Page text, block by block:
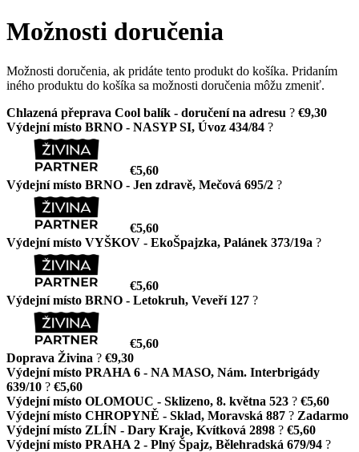
Možnosti doručenia
Možnosti doručenia, ak pridáte tento produkt do košíka. Pridaním
iného produktu do košíka sa možnosti doručenia môžu zmeniť.
Chlazená přeprava Cool balík - doručení na adresu ? €9,30
Výdejní místo BRNO - NASYP SI, Úvoz 434/84 ?
€5,60
Výdejní místo BRNO - Jen zdravě, Mečová 695/2 ?
€5,60
Výdejní místo VYŠKOV - EkoŠpajzka, Palánek 373/19a ?
€5,60
Výdejní místo BRNO - Letokruh, Veveří 127 ?
€5,60
Doprava Živina ? €9,30
Výdejní místo PRAHA 6 - NA MASO, Nám. Interbrigády
639/10 ? €5,60
Výdejní místo OLOMOUC - Sklizeno, 8. května 523 ? €5,60
Výdejní místo CHROPYNĚ - Sklad, Moravská 887 ? Zadarmo
Výdejní místo ZLÍN - Dary Kraje, Kvítková 2898 ? €5,60
Výdejní místo PRAHA 2 - Plný Špajz, Bělehradská 679/94 ?